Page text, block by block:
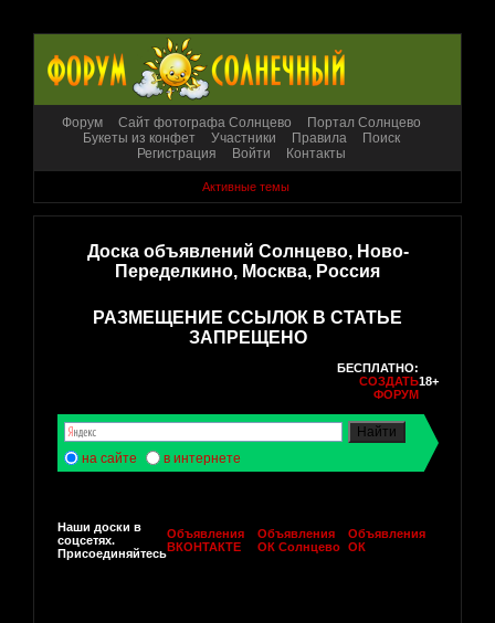
Форум Сайт фотографа Солнцево
Портал Солнцево
Букеты из конфет
Участники Правила
Поиск
Регистрация
Войти Контакты
Активные темы
Доска объявлений Солнцево, Ново-
Переделкино, Москва, Россия
РАЗМЕЩЕНИЕ ССЫЛОК В СТАТЬЕ
ЗАПРЕЩЕНО
БЕСПЛАТНО:
СОЗДАТЬ
ФОРУМ
18+
на сайте в интернете
Наши доски в
соцсетях.
Присоединяйтесь
Объявления
ВКОНТАКТЕ
Объявления
ОК Солнцево
Объявления
ОК